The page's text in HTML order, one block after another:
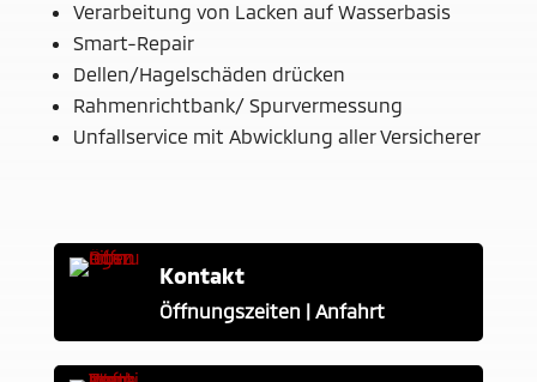
Verarbeitung von Lacken auf Wasserbasis
Smart-Repair
Dellen/Hagelschäden drücken
Rahmenrichtbank/ Spurvermessung
Unfallservice mit Abwicklung aller Versicherer
Kontakt
Öffnungszeiten | Anfahrt